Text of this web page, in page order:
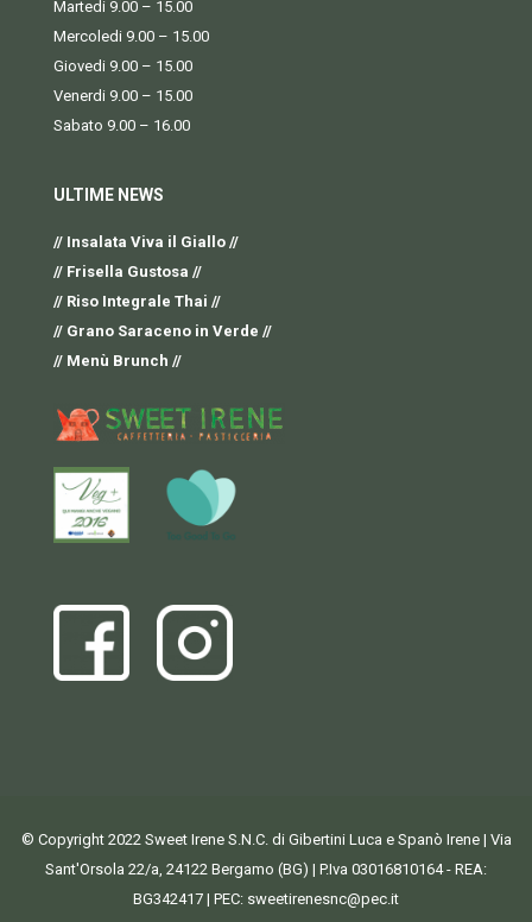
Martedi 9.00 – 15.00
Mercoledi 9.00 – 15.00
Giovedi 9.00 – 15.00
Venerdi 9.00 – 15.00
Sabato 9.00 – 16.00
ULTIME NEWS
// Insalata Viva il Giallo //
// Frisella Gustosa //
// Riso Integrale Thai //
// Grano Saraceno in Verde //
// Menù Brunch //
© Copyright 2022 Sweet Irene S.N.C. di Gibertini Luca e Spanò Irene | Via
Sant'Orsola 22/a, 24122 Bergamo (BG) | P.Iva 03016810164 - REA:
BG342417 | PEC: sweetirenesnc@pec.it